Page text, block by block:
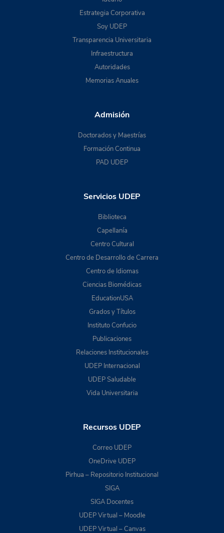
Estrategia Corporativa
Soy UDEP
Transparencia Universitaria
Infraestructura
Autoridades
Memorias Anuales
Admisión
Doctorados y Maestrías
Formación Continua
PAD UDEP
Servicios UDEP
Biblioteca
Capellanía
Centro Cultural
Centro de Desarrollo de Carrera
Centro de Idiomas
Ciencias Biomédicas
EducationUSA
Grados y Títulos
Instituto Confucio
Publicaciones
Relaciones Institucionales
UDEP Internacional
UDEP Saludable
Vida Universitaria
Recursos UDEP
Correo UDEP
OneDrive UDEP
Pirhua – Repositorio Institucional
SIGA
SIGA Docentes
UDEP Virtual – Moodle
UDEP Virtual – Canvas